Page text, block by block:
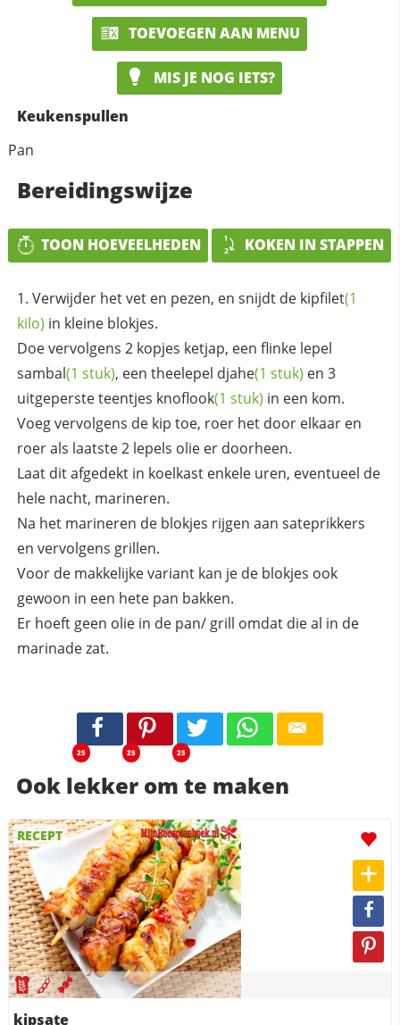
TOEVOEGEN AAN MENU
MIS JE NOG IETS?
Keukenspullen
Pan
Bereidingswijze
TOON HOEVEELHEDEN KOKEN IN STAPPEN
Verwijder het vet en pezen, en snijdt de kipfilet(1
kilo) in kleine blokjes.
Doe vervolgens 2 kopjes ketjap, een flinke lepel
sambal(1 stuk), een theelepel djahe(1 stuk) en 3
uitgeperste teentjes knoflook(1 stuk) in een kom.
Voeg vervolgens de kip toe, roer het door elkaar en
roer als laatste 2 lepels olie er doorheen.
Laat dit afgedekt in koelkast enkele uren, eventueel de
hele nacht, marineren.
Na het marineren de blokjes rijgen aan sateprikkers
en vervolgens grillen.
Voor de makkelijke variant kan je de blokjes ook
gewoon in een hete pan bakken.
Er hoeft geen olie in de pan/ grill omdat die al in de
marinade zat.
25 25 25
Ook lekker om te maken
RECEPT
kipsate